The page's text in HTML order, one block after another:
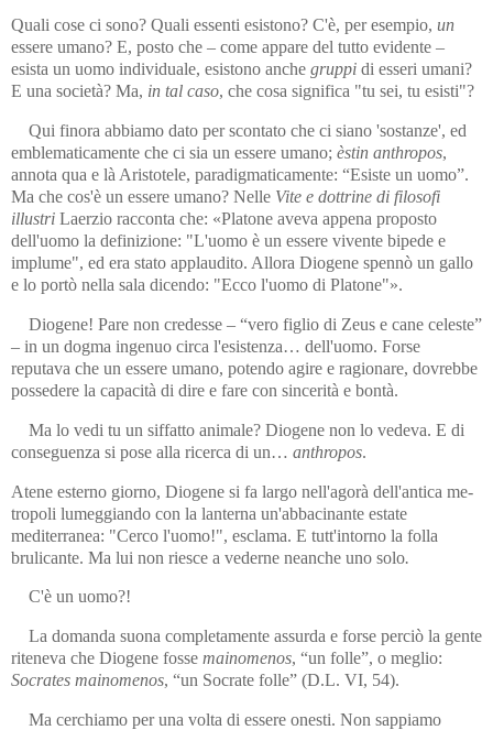
Quali cose ci sono? Quali essenti esistono? C'è, per esempio, un
essere umano? E, posto che – come appare del tutto evidente –
esista un uomo individuale, esistono anche gruppi di esseri umani?
E una società? Ma, in tal caso, che cosa significa "tu sei, tu esisti"?
Qui finora abbiamo dato per scontato che ci siano 'sostanze', ed
em­blematicamente che ci sia un essere umano; èstin anthropos,
annota qua e là Aristotele, paradigmaticamente: “Esiste un uomo”.
Ma che cos'è un essere umano? Nelle Vite e dottrine di filosofi
illustri Laerzio racconta che: «Platone aveva appena proposto
dell'uomo la definizio­ne: "L'uomo è un essere vivente bipede e
implume", ed era stato ap­plaudito. Allora Diogene spennò un gallo
e lo portò nella sala dicendo: "Ecco l'uomo di Platone"».
Diogene! Pare non credesse – “vero figlio di Zeus e cane celeste”
– in un dogma ingenuo circa l'esistenza… dell'uomo. Forse
reputava che un essere umano, potendo agire e ragionare, dovrebbe
possedere la ca­pacità di dire e fare con sincerità e bontà.
Ma lo vedi tu un siffatto animale? Diogene non lo vedeva. E di
con­se­guenza si pose alla ricerca di un… anthropos.
Atene esterno giorno, Diogene si fa largo nell'agorà dell'antica me­
tro­poli lumeggiando con la lanterna un'abbacinante estate
mediterranea: "Cerco l'uomo!", esclama. E tutt'intorno la folla
brulicante. Ma lui non riesce a vederne neanche uno solo.
C'è un uomo?!
La domanda suona completamente assurda e forse perciò la gente
riteneva che Diogene fosse mainomenos, “un folle”, o meglio:
Socrates mainomenos, “un Socrate folle” (D.L. VI, 54).
Ma cerchiamo per una volta di essere onesti. Non sappiamo